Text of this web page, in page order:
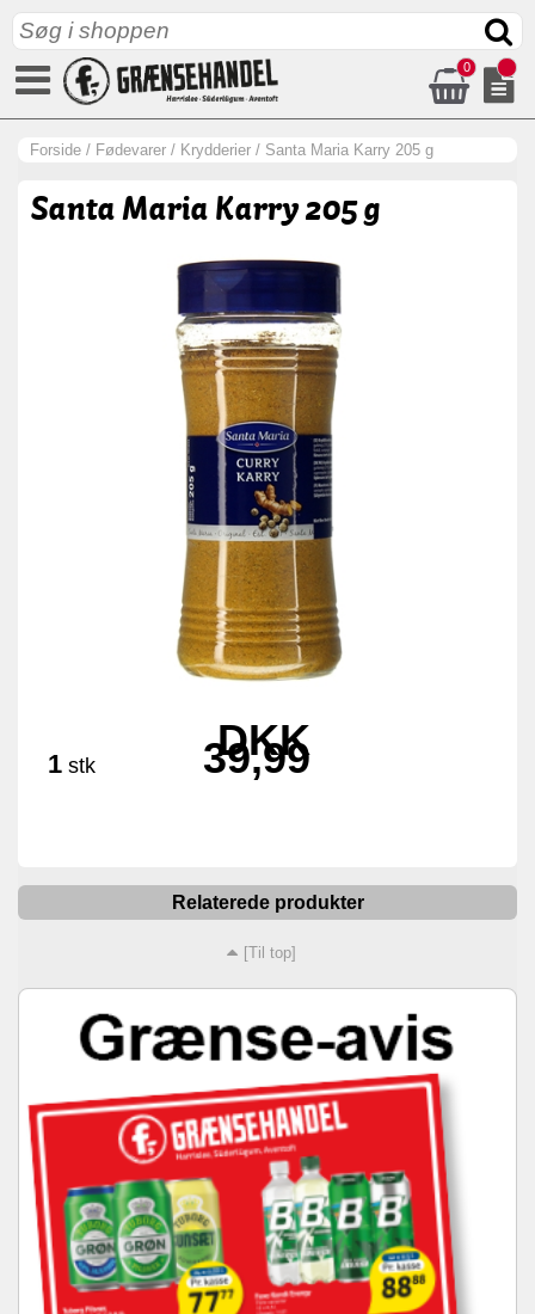
0
Forside / Fødevarer / Krydderier / Santa Maria Karry 205 g
Santa Maria Karry 205 g
1 stk
DKK
39,99
Relaterede produkter
[Til top]